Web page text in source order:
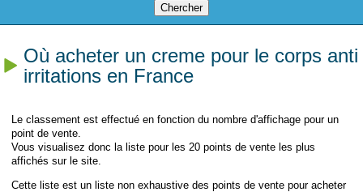
Où acheter un creme pour le corps anti
irritations en France
Le classement est effectué en fonction du nombre d'affichage pour un
point de vente.
Vous visualisez donc la liste pour les 20 points de vente les plus
affichés sur le site.
Cette liste est un liste non exhaustive des points de vente pour acheter